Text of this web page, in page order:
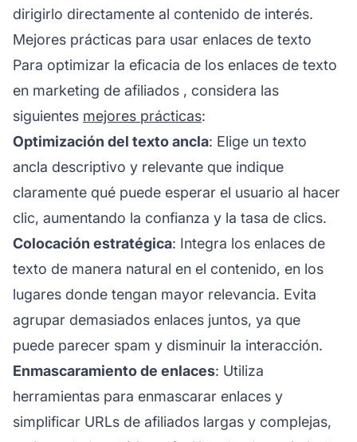
dirigirlo directamente al contenido de interés.
Mejores prácticas para usar enlaces de texto
Para optimizar la eficacia de los enlaces de texto
en marketing de afiliados , considera las
siguientes mejores prácticas:
Optimización del texto ancla: Elige un texto
ancla descriptivo y relevante que indique
claramente qué puede esperar el usuario al hacer
clic, aumentando la confianza y la tasa de clics.
Colocación estratégica: Integra los enlaces de
texto de manera natural en el contenido, en los
lugares donde tengan mayor relevancia. Evita
agrupar demasiados enlaces juntos, ya que
puede parecer spam y disminuir la interacción.
Enmascaramiento de enlaces: Utiliza
herramientas para enmascarar enlaces y
simplificar URLs de afiliados largas y complejas,